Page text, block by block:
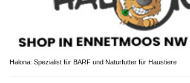
Halona: Spezialist für BARF und Naturfutter für Haustiere